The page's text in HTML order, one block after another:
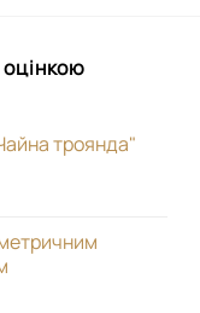
троянда"